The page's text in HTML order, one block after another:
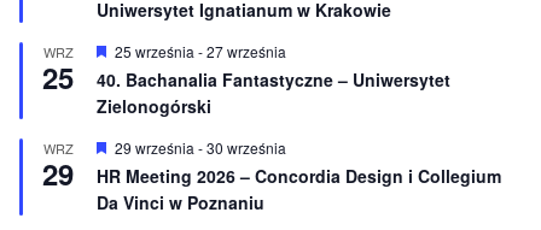
n
i
o
n
e
Uniwersytet Ignatianum w Krakowie
WRZ
25
W
r
ó
n
i
o
n
25 września -27 września
40. Bachanalia Fantastyczne – Uniwersytet
Zielonogórski
WRZ
29
W
y
r
ó
29 września -30 września
HR Meeting 2026 – Concordia Design i Collegium
Da Vinci w Poznaniu